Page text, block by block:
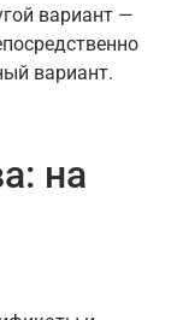
вариант —
вариант.
на